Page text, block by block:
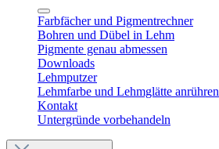
Farbfächer und Pigmentrechner
Bohren und Dübel in Lehm​
Pigmente genau abmessen
Downloads
Lehmputzer
Lehmfarbe und Lehmglätte anrühren
Kontakt
Untergründe vorbehandeln